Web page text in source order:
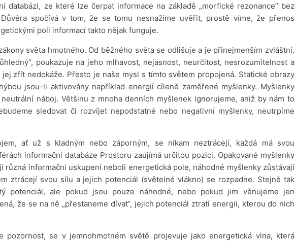
databázi, ze které lze čerpat informace na základě „morfické rezonance“ bez
spočívá v tom, že se tomu nesnažíme uvěřit, prostě víme, že přenos
poli informací takto nějak funguje.
světa hmotného. Od běžného světa se odlišuje a je přinejmenším zvláštní.
poukazuje na jeho mlhavost, nejasnost, neurčitost, nesrozumitelnost a
zřít nedokáže. Přesto je naše mysl s tímto světem propojená. Statické obrazy
jsou-li aktivovány například energií cíleně zaměřené myšlenky. Myšlenky
náboj. Většinu z mnoha denních myšlenek ignorujeme, aniž by nám to
sledovat či rozvíjet nepodstatné nebo negativní myšlenky, neutrpíme
ať už s kladným nebo záporným, se nikam neztrácejí, každá má svou
informační databáze Prostoru zaujímá určitou pozici. Opakované myšlenky
různá informační uskupení neboli energetická pole, náhodné myšlenky zůstávají
ztrácejí svou sílu a jejich potenciál (světelné vlákno) se rozpadne. Stejně tak
potenciál, ale pokud jsou pouze náhodné, nebo pokud jim věnujeme jen
že se na ně „přestaneme dívat“, jejich potenciál ztratí energii, kterou do nich
pozornost, se v jemnohmotném světě projevuje jako energetická vlna, která